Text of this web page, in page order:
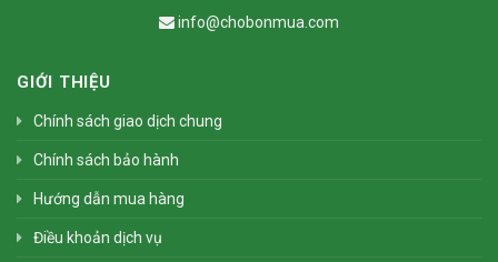
info@chobonmua.com
GIỚI THIỆU
Chính sách giao dịch chung
Chính sách bảo hành
Hướng dẫn mua hàng
Điều khoản dịch vụ